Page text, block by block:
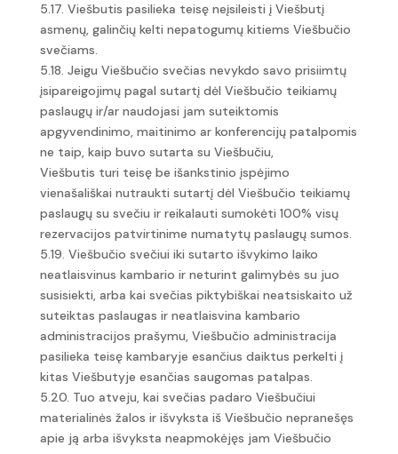
5.17. Viešbutis pasilieka teisę neįsileisti į Viešbutį
asmenų, galinčių kelti nepatogumų kitiems Viešbučio
svečiams.
5.18. Jeigu Viešbučio svečias nevykdo savo prisiimtų
įsipareigojimų pagal sutartį dėl Viešbučio teikiamų
paslaugų ir/ar naudojasi jam suteiktomis
apgyvendinimo, maitinimo ar konferencijų patalpomis
ne taip, kaip buvo sutarta su Viešbučiu,
Viešbutis turi teisę be išankstinio įspėjimo
vienašališkai nutraukti sutartį dėl Viešbučio teikiamų
paslaugų su svečiu ir reikalauti sumokėti 100% visų
rezervacijos patvirtinime numatytų paslaugų sumos.
5.19. Viešbučio svečiui iki sutarto išvykimo laiko
neatlaisvinus kambario ir neturint galimybės su juo
susisiekti, arba kai svečias piktybiškai neatsiskaito už
suteiktas paslaugas ir neatlaisvina kambario
administracijos prašymu, Viešbučio administracija
pasilieka teisę kambaryje esančius daiktus perkelti į
kitas Viešbutyje esančias saugomas patalpas.
5.20. Tuo atveju, kai svečias padaro Viešbučiui
materialinės žalos ir išvyksta iš Viešbučio nepranešęs
apie ją arba išvyksta neapmokėjęs jam Viešbučio